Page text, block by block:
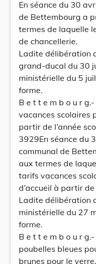
En séance du 30
de Bettembourg a
termes de laquelle
de chancellerie.
Ladite délibération
grand-ducal du 30
ministérielle du 5
forme.
B e t t e m b o u r
vacances scolaires
partir de l’année
3929En séance du
communal de
aux termes de
tarifs vacances
d’accueil à partir
Ladite délibération
ministérielle du 27
forme.
B e t t e m b o u r
poubelles bleues
brunes pour le verre.